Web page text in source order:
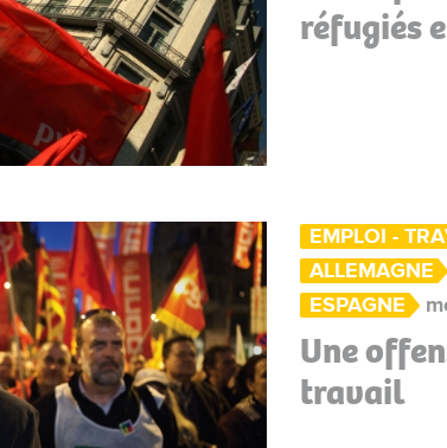
réfugiés
EMPLOI -
ALLEMAGNE
ESPAGNE
Une
travail